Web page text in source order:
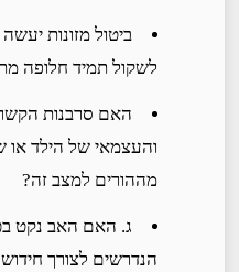
ביטול מזונות יעשה
לשקול תמיד חלופה
האם סרבנות הקשר
והעצמאי של הילד
מההורים למצב זה?
ג. האם האב נקט
הנדרשים לצורך